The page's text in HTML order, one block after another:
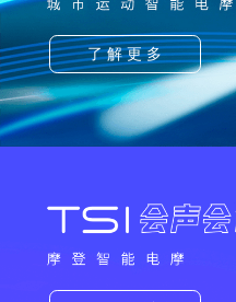
了 解 更 多